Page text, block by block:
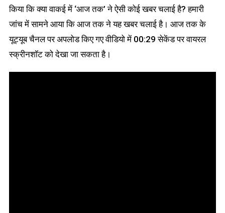
किया कि क्या वाकई में ‘आज तक’ ने ऐसी कोई खबर चलाई है? हमारी
जांच में सामने आया कि आज तक ने यह खबर चलाई है। आज तक के
यूट्यूब चैनल पर अपलोड किए गए वीडियो में 00:29 सेकेंड पर वायरल
स्क्रीनशॉट को देखा जा सकता है।